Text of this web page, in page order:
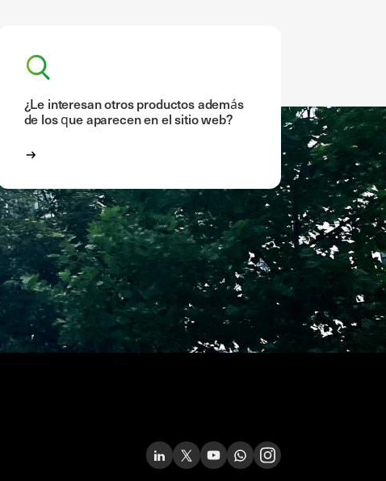
¿Le interesan otros productos además
de los que aparecen en el sitio web?